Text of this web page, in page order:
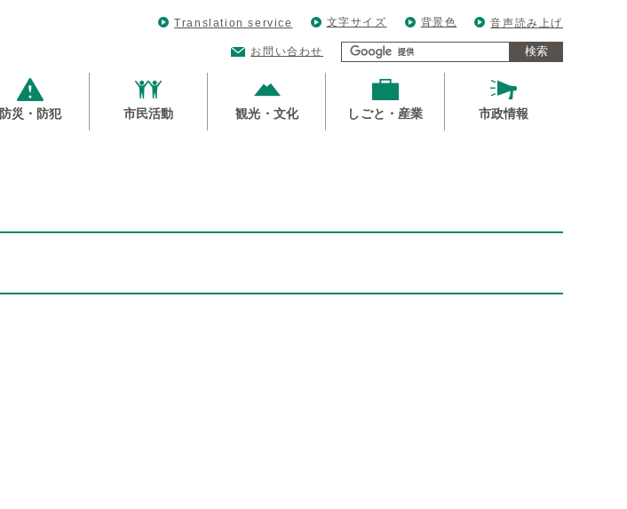
Translation service 文字サイズ 背景色 音声読み上げ
お問い合わせ 検索
防災・防犯 市民活動 観光・文化 しごと・産業 市政情報